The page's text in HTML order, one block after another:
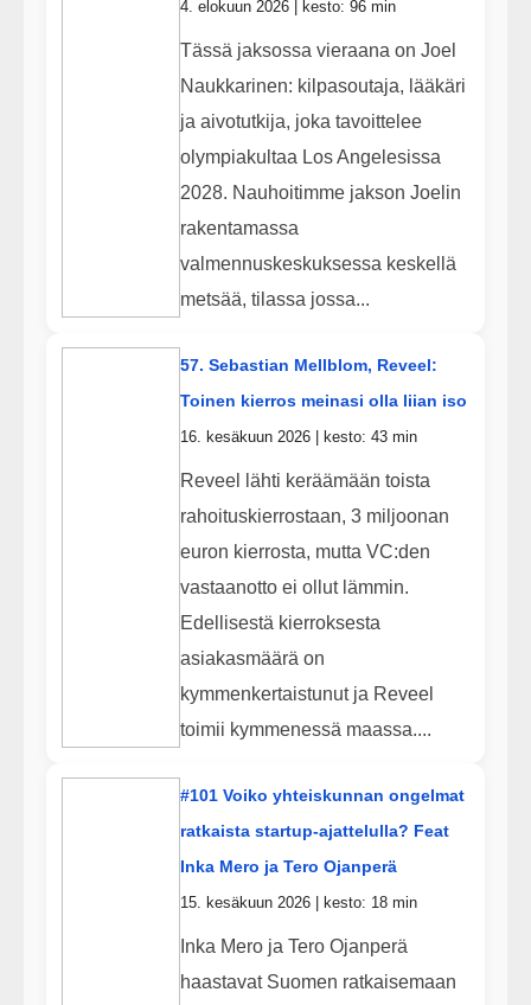
4. elokuun 2026 | kesto: 96 min
Tässä jaksossa vieraana on Joel
Naukkarinen: kilpasoutaja, lääkäri
ja aivotutkija, joka tavoittelee
olympiakultaa Los Angelesissa
2028. Nauhoitimme jakson Joelin
rakentamassa
valmennuskeskuksessa keskellä
metsää, tilassa jossa...
57. Sebastian Mellblom, Reveel:
Toinen kierros meinasi olla liian iso
16. kesäkuun 2026 | kesto: 43 min
Reveel lähti keräämään toista
rahoituskierrostaan, 3 miljoonan
euron kierrosta, mutta VC:den
vastaanotto ei ollut lämmin.
Edellisestä kierroksesta
asiakasmäärä on
kymmenkertaistunut ja Reveel
toimii kymmenessä maassa....
#101 Voiko yhteiskunnan ongelmat
ratkaista startup-ajattelulla? Feat
Inka Mero ja Tero Ojanperä
15. kesäkuun 2026 | kesto: 18 min
Inka Mero ja Tero Ojanperä
haastavat Suomen ratkaisemaan